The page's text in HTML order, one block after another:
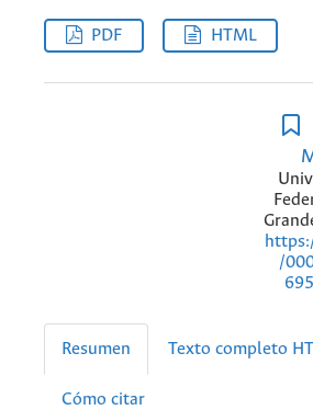
PDF HTML
/
Resumen Texto completo
Cómo citar